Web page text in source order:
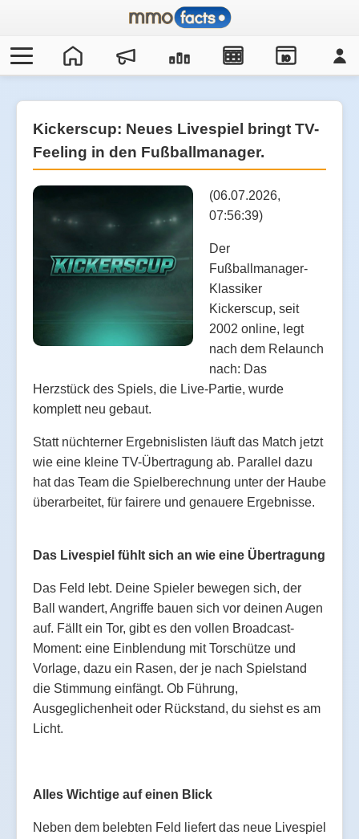
IO
Kickerscup: Neues Livespiel bringt TV-
Feeling in den Fußballmanager.
(06.07.2026,
07:56:39)
Der
Fußballmanager-
Klassiker
Kickerscup, seit
2002 online, legt
nach dem Relaunch
nach: Das
Herzstück des Spiels, die Live-Partie, wurde
komplett neu gebaut.
Statt nüchterner Ergebnislisten läuft das Match jetzt
wie eine kleine TV-Übertragung ab. Parallel dazu
hat das Team die Spielberechnung unter der Haube
überarbeitet, für fairere und genauere Ergebnisse.
Das Livespiel fühlt sich an wie eine Übertragung
Das Feld lebt. Deine Spieler bewegen sich, der
Ball wandert, Angriffe bauen sich vor deinen Augen
auf. Fällt ein Tor, gibt es den vollen Broadcast-
Moment: eine Einblendung mit Torschütze und
Vorlage, dazu ein Rasen, der je nach Spielstand
die Stimmung einfängt. Ob Führung,
Ausgeglichenheit oder Rückstand, du siehst es am
Licht.
Alles Wichtige auf einen Blick
Neben dem belebten Feld liefert das neue Livespiel